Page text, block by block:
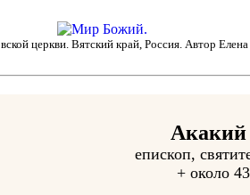
церкви. Вятский край, Россия. Автор
епископ,
+ около